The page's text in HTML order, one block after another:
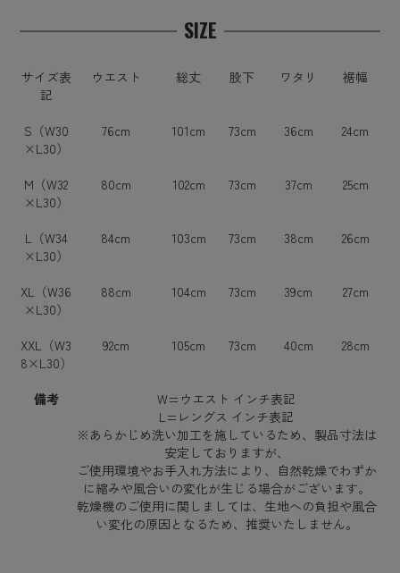
SIZE
サイズ表
記
ウエスト 総丈 股下 ワタリ 裾幅
S（W30
×L30）
76cm 101cm 73cm 36cm 24cm
M（W32
×L30）
80cm 102cm 73cm 37cm 25cm
L（W34
×L30）
84cm 103cm 73cm 38cm 26cm
XL（W36
×L30）
88cm 104cm 73cm 39cm 27cm
XXL（W3
8×L30）
92cm 105cm 73cm 40cm 28cm
備考
W=ウエスト インチ表記
L=レングス インチ表記
※あらかじめ洗い加工を施しているため、製品寸法は
安定しておりますが、
ご使用環境やお手入れ方法により、自然乾燥でわずか
に縮みや風合いの変化が生じる場合がございます。
乾燥機のご使用に関しましては、生地への負担や風合
い変化の原因となるため、推奨いたしません。